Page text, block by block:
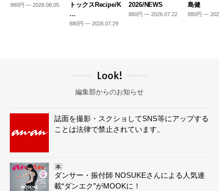
980円 — 2026.08.05
トックスRecipe/K
…
880円 — 2026.07.29
2026/NEWS
880円 — 2026.07.22
島健
880円 —
Look!
編集部からのお知らせ
誌面を撮影・スクショしてSNS等にアップする
ことは法律で禁止されています。
本
ダンサー・振付師 NOSUKEさんによる人気連
載“ダンエク”がMOOKに！